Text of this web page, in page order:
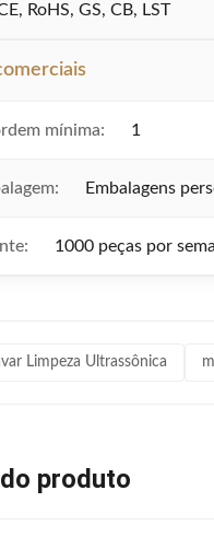
RoHS, GS, CB, LST
mínima: 1
Embalagens
1000 peças por
Limpeza Ultrassônica
produto